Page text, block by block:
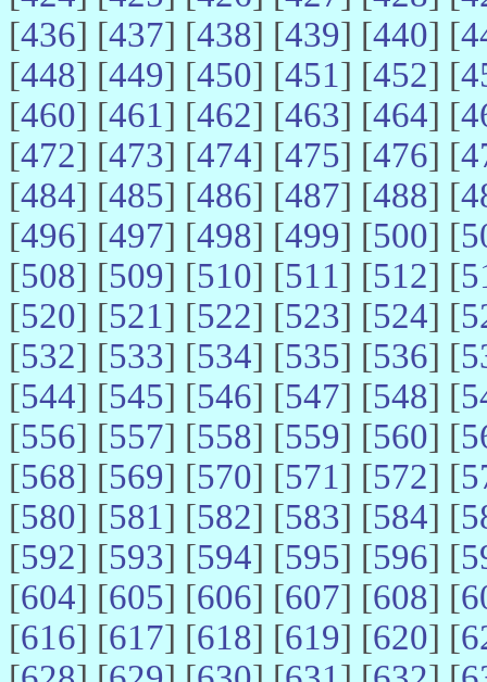
[436] [437] [438] [439] [440] [
[448] [449] [450] [451] [452] [
[460] [461] [462] [463] [464] [
[472] [473] [474] [475] [476] [
[484] [485] [486] [487] [488] [
[496] [497] [498] [499] [500] [
[508] [509] [510] [511] [512] [
[520] [521] [522] [523] [524] [
[532] [533] [534] [535] [536] [
[544] [545] [546] [547] [548] [
[556] [557] [558] [559] [560] [
[568] [569] [570] [571] [572] [
[580] [581] [582] [583] [584] [
[592] [593] [594] [595] [596] [
[604] [605] [606] [607] [608] [
[616] [617] [618] [619] [620] [